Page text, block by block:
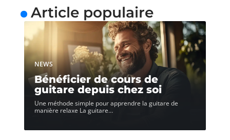
Article populaire
NEWS
Bénéficier de cours de
guitare depuis chez soi
Une méthode simple pour apprendre la guitare de
manière relaxe La guitare…